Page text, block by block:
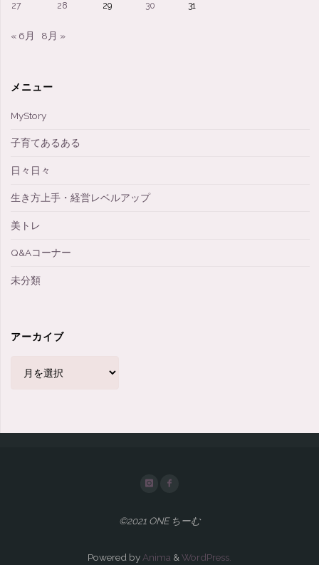
27
28 29 30 31
« 6月 8月 »
メニュー
MyStory
子育てあるある
日々日々
生き方上手・経営レベルアップ
美トレ
Q&Aコーナー
未分類
アーカイブ
ブ
©2021 ONE ちーむ
Powered byAnima &WordPress.